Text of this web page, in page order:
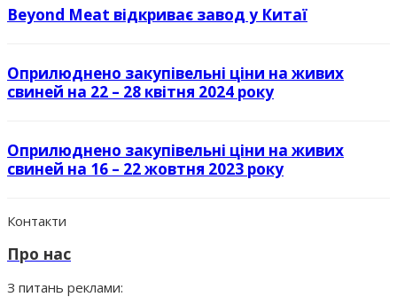
Beyond Meat відкриває завод у Китаї
Оприлюднено закупівельні ціни на живих
свиней на 22 – 28 квітня 2024 року
Оприлюднено закупівельні ціни на живих
свиней на 16 – 22 жовтня 2023 року
Контакти
Про нас
З питань реклами: